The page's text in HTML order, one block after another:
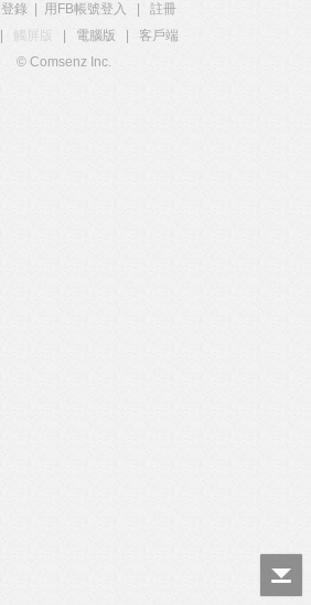
登錄 用FB帳號登入
註冊
觸屏版 電腦版
客戶端
© Comsenz Inc.